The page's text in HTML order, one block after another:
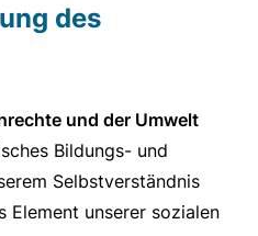
des
und der Umwelt
Bildungs- und
Selbstverständnis
Element unserer sozialen